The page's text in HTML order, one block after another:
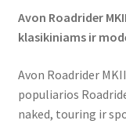
Avon Roadrider
klasikiniams ir
Avon Roadrider
populiarios
naked, touring ir